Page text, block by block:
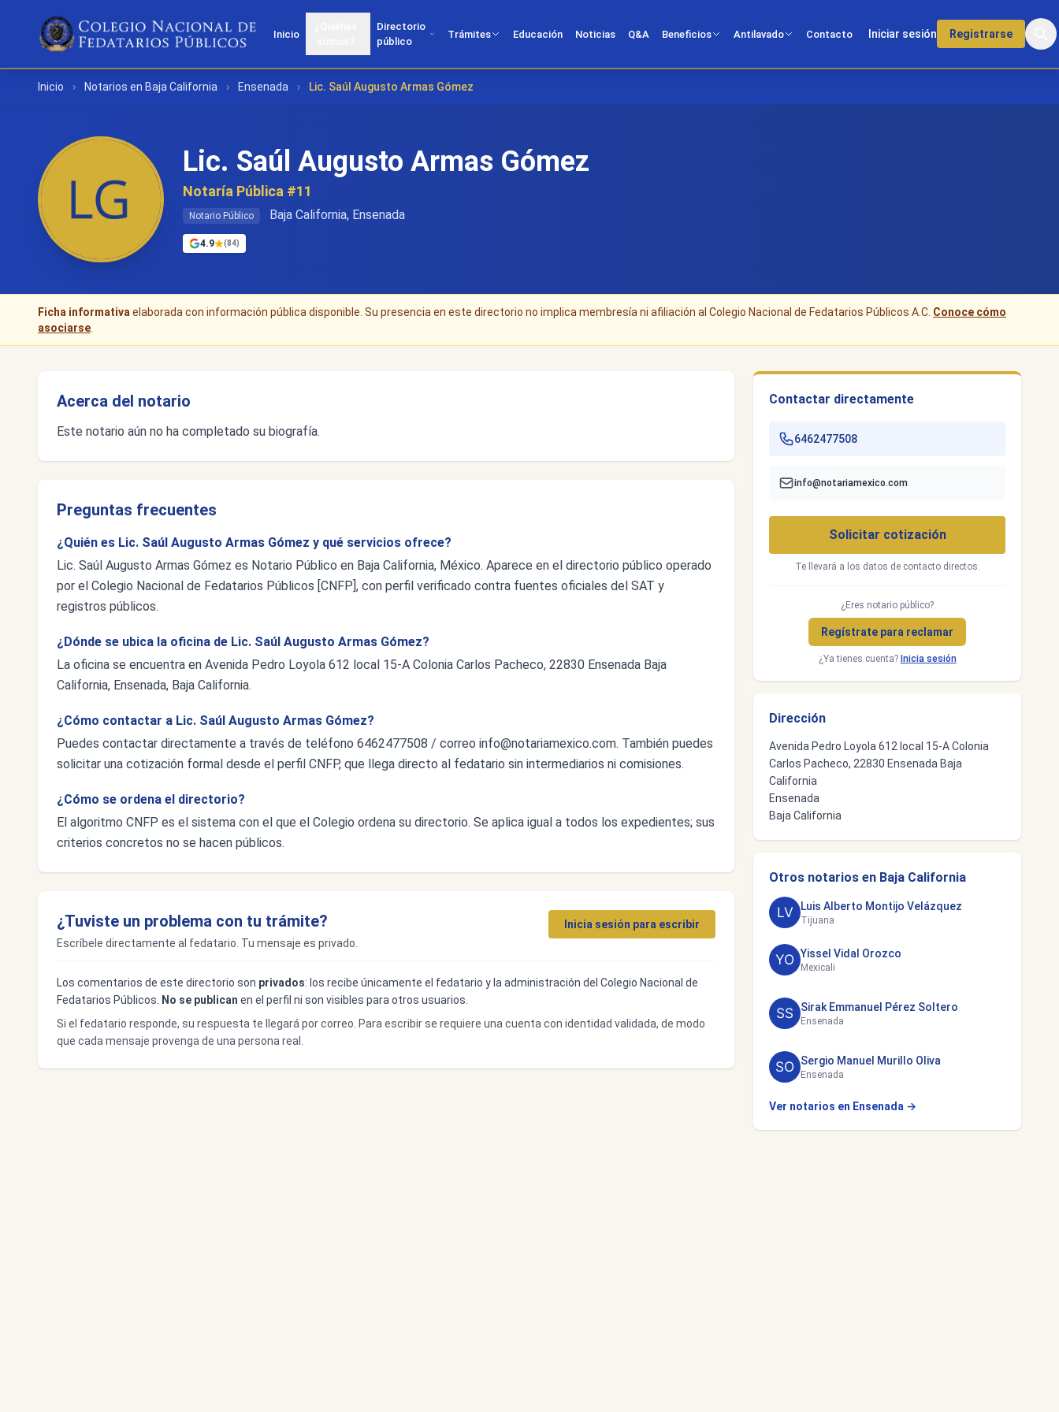
Inicio
Directorio
público
Trámites Educación Noticias Q&A Beneficios Antilavado Contacto Iniciar sesión Registrarse
Inicio › Notarios en Baja California › Ensenada › Lic. Saúl Augusto Armas Gómez
Lic. Saúl Augusto Armas Gómez
Notaría Pública #11
Notario Público Baja California, Ensenada
4.9 (84)
Ficha informativa elaborada con información pública disponible. Su presencia en este directorio no implica membresía ni afiliación al Colegio Nacional de Fedatarios Públicos A.C. Conoce cómo
asociarse
Acerca del notario
Este notario aún no ha completado su biografía.
Preguntas frecuentes
¿Quién es Lic. Saúl Augusto Armas Gómez y qué servicios ofrece?
Lic. Saúl Augusto Armas Gómez es Notario Público en Baja California, México. Aparece en el directorio público operado
por el Colegio Nacional de Fedatarios Públicos [CNFP], con perfil verificado contra fuentes oficiales del SAT y
registros públicos.
¿Dónde se ubica la oficina de Lic. Saúl Augusto Armas Gómez?
La oficina se encuentra en Avenida Pedro Loyola 612 local 15-A Colonia Carlos Pacheco, 22830 Ensenada Baja
California, Ensenada, Baja California.
¿Cómo contactar a Lic. Saúl Augusto Armas Gómez?
Puedes contactar directamente a través de teléfono 6462477508 / correo info@notariamexico.com. También puedes
solicitar una cotización formal desde el perfil CNFP, que llega directo al fedatario sin intermediarios ni comisiones.
¿Cómo se ordena el directorio?
El algoritmo CNFP es el sistema con el que el Colegio ordena su directorio. Se aplica igual a todos los expedientes; sus
criterios concretos no se hacen públicos.
¿Tuviste un problema con tu trámite?
Escríbele directamente al fedatario. Tu mensaje es privado.
Inicia sesión para escribir
Los comentarios de este directorio son privados: los recibe únicamente el fedatario y la administración del Colegio Nacional de
Fedatarios Públicos.
No se publican en el perfil ni son visibles para otros usuarios.
Si el fedatario responde, su respuesta te llegará por correo. Para escribir se requiere una cuenta con identidad validada, de modo
que cada mensaje provenga de una persona real.
Contactar directamente
6462477508
info@notariamexico.com
Solicitar cotización
Te llevará a los datos de contacto directos.
¿Eres notario público?
Regístrate para reclamar
¿Ya tienes cuenta? Inicia sesión
Dirección
Avenida Pedro Loyola 612 local 15-A Colonia
Carlos Pacheco, 22830 Ensenada Baja
California
Ensenada
Baja California
Otros notarios en Baja California
Luis Alberto Montijo Velázquez
Tijuana
Yissel Vidal Orozco
Mexicali
Sirak Emmanuel Pérez Soltero
Ensenada
Sergio Manuel Murillo Oliva
Ensenada
Ver notarios en Ensenada →